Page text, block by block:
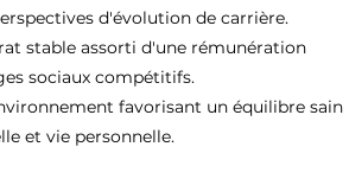
d'évolution de carrière.
stable assorti d'une rémunération
sociaux compétitifs.
favorisant un équilibre sain
et vie personnelle.